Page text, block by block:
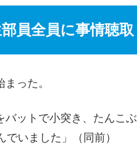
員全員に事情聴取
った。
バットで小突き、たんこ
でいました」（同前）